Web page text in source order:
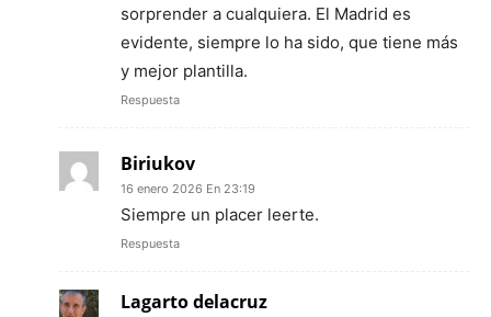
sorprender a cualquiera. El Madrid es
evidente, siempre lo ha sido, que tiene más
y mejor plantilla.
Respuesta
Biriukov
16 enero 2026 En 23:19
Siempre un placer leerte.
Respuesta
Lagarto delacruz